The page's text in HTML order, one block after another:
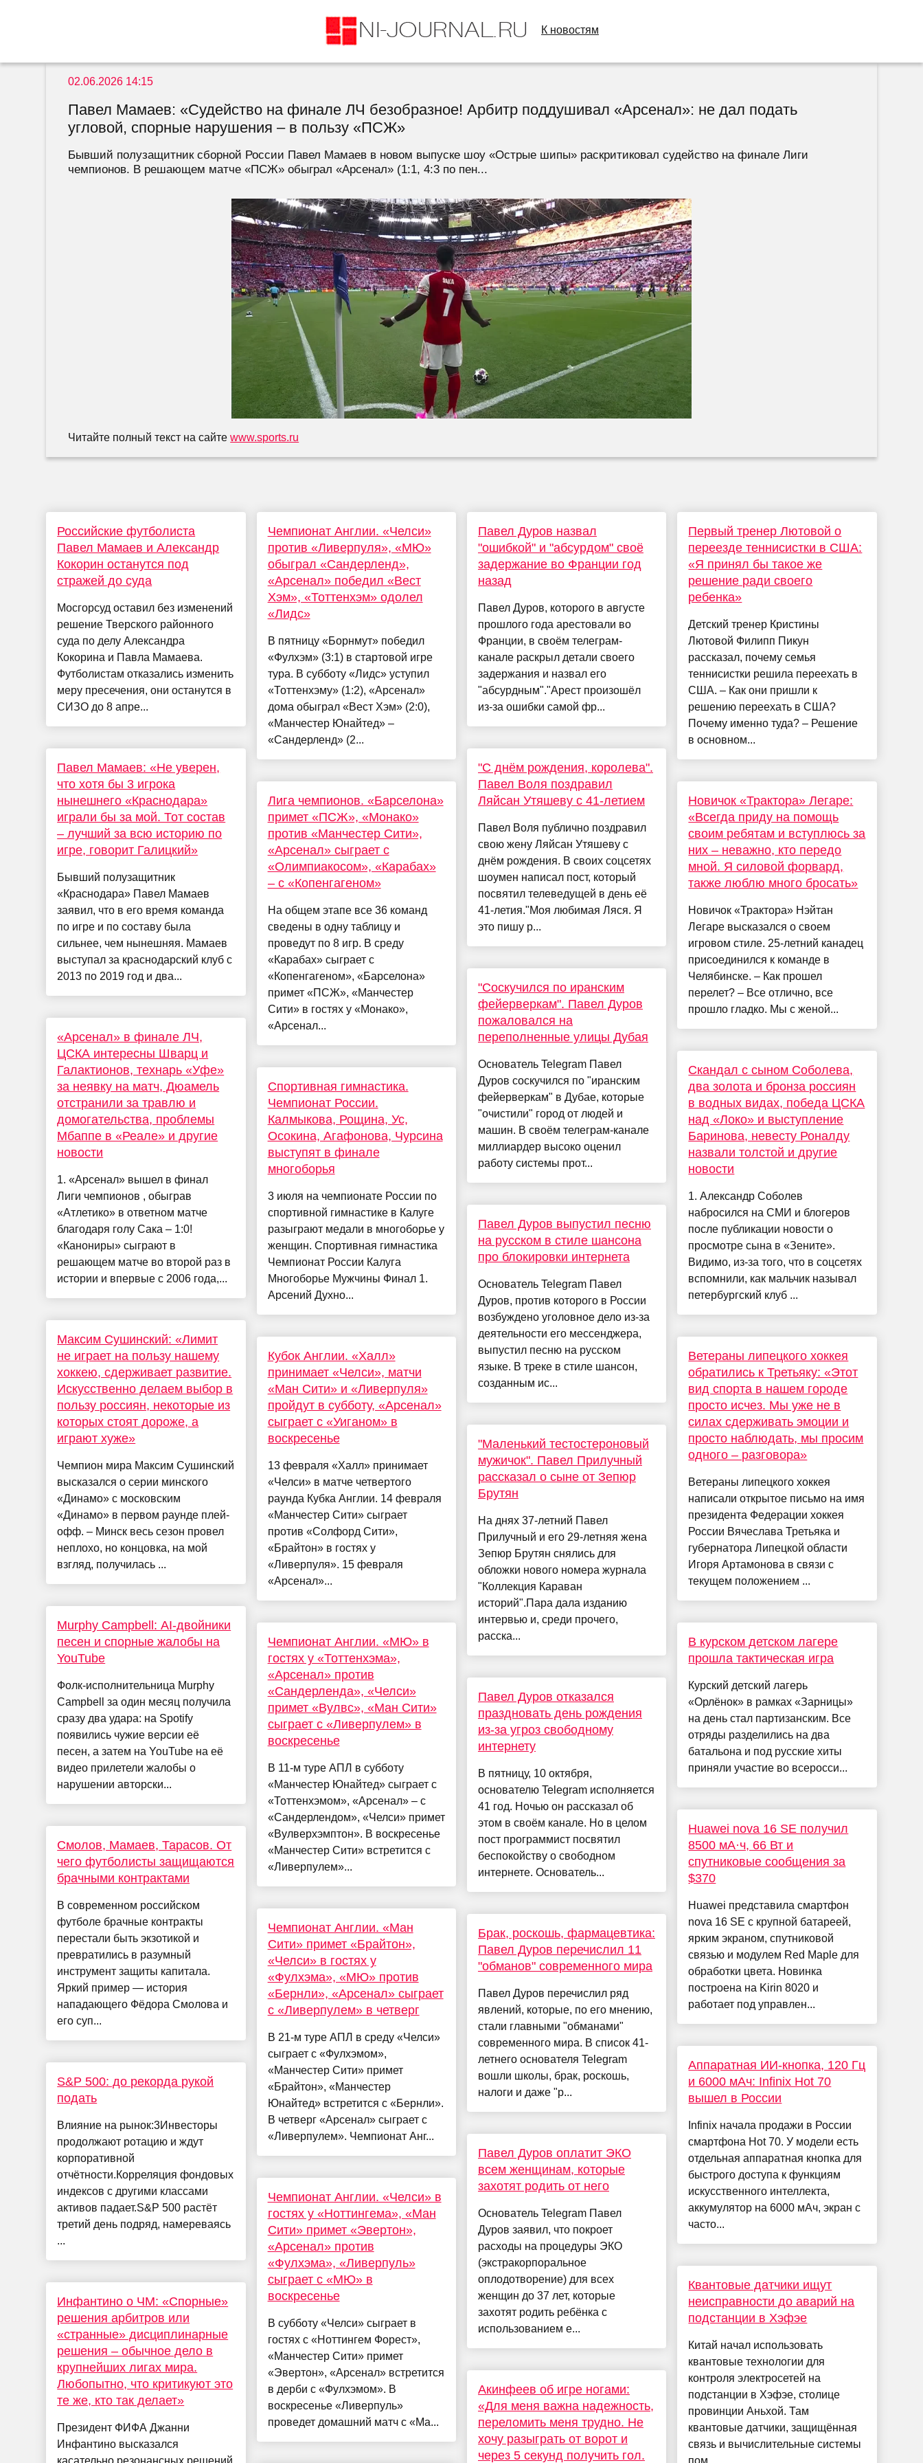
К новостям
02.06.2026 14:15
Павел Мамаев: «Судейство на финале ЛЧ безобразное! Арбитр поддушивал «Арсенал»: не дал подать
угловой, спорные нарушения – в пользу «ПСЖ»
Бывший полузащитник сборной России Павел Мамаев в новом выпуске шоу «Острые шипы» раскритиковал судейство на финале Лиги
чемпионов. В решающем матче «ПСЖ» обыграл «Арсенал» (1:1, 4:3 по пен...
Читайте полный текст на сайтеwww.sports.ru
Российские футболиста
Павел Мамаев и Александр
Кокорин останутся под
стражей до суда
Мосгорсуд оставил без изменений
решение Тверского районного
суда по делу Александра
Кокорина и Павла Мамаева.
Футболистам отказались изменить
меру пресечения, они останутся в
СИЗО до 8 апре...
Павел Мамаев: «Не уверен,
что хотя бы 3 игрока
нынешнего «Краснодара»
играли бы за мой. Тот состав
– лучший за всю историю по
игре, говорит Галицкий»
Бывший полузащитник
«Краснодара» Павел Мамаев
заявил, что в его время команда
по игре и по составу была
сильнее, чем нынешняя. Мамаев
выступал за краснодарский клуб с
2013 по 2019 год и два...
«Арсенал» в финале ЛЧ,
ЦСКА интересны Шварц и
Галактионов, технарь «Уфе»
за неявку на матч, Дюамель
отстранили за травлю и
домогательства, проблемы
Мбаппе в «Реале» и другие
новости
1. «Арсенал» вышел в финал
Лиги чемпионов , обыграв
«Атлетико» в ответном матче
благодаря голу Сака – 1:0!
«Канониры» сыграют в
решающем матче во второй раз в
истории и впервые с 2006 года,...
Максим Сушинский: «Лимит
не играет на пользу нашему
хоккею, сдерживает развитие.
Искусственно делаем выбор в
пользу россиян, некоторые из
которых стоят дороже, а
играют хуже»
Чемпион мира Максим Сушинский
высказался о серии минского
«Динамо» с московским
«Динамо» в первом раунде плей-
офф. – Минск весь сезон провел
неплохо, но концовка, на мой
взгляд, получилась ...
Murphy Campbell: AI-двойники
песен и спорные жалобы на
YouTube
Фолк-исполнительница Murphy
Campbell за один месяц получила
сразу два удара: на Spotify
появились чужие версии её
песен, а затем на YouTube на её
видео прилетели жалобы о
нарушении авторски...
Смолов, Мамаев, Тарасов. От
чего футболисты защищаются
брачными контрактами
В современном российском
футболе брачные контракты
перестали быть экзотикой и
превратились в разумный
инструмент защиты капитала.
Яркий пример — история
нападающего Фёдора Смолова и
его суп...
S&P 500: до рекорда рукой
подать
Влияние на рынок:3Инвесторы
продолжают ротацию и ждут
корпоративной
отчётности.Корреляция фондовых
индексов с другими классами
активов падает.S&P 500 растёт
третий день подряд, намереваясь
...
Инфантино о ЧМ: «Спорные»
решения арбитров или
«странные» дисциплинарные
решения – обычное дело в
крупнейших лигах мира.
Любопытно, что критикуют это
те же, кто так делает»
Президент ФИФА Джанни
Инфантино высказался
Чемпионат Англии. «Челси»
против «Ливерпуля», «МЮ»
обыграл «Сандерленд»,
«Арсенал» победил «Вест
Хэм», «Тоттенхэм» одолел
«Лидс»
В пятницу «Борнмут» победил
«Фулхэм» (3:1) в стартовой игре
тура. В субботу «Лидс» уступил
«Тоттенхэму» (1:2), «Арсенал»
дома обыграл «Вест Хэм» (2:0),
«Манчестер Юнайтед» –
«Сандерленд» (2...
Лига чемпионов. «Барселона»
примет «ПСЖ», «Монако»
против «Манчестер Сити»,
«Арсенал» сыграет с
«Олимпиакосом», «Карабах»
– с «Копенгагеном»
На общем этапе все 36 команд
сведены в одну таблицу и
проведут по 8 игр. В среду
«Карабах» сыграет с
«Копенгагеном», «Барселона»
примет «ПСЖ», «Манчестер
Сити» в гостях у «Монако»,
«Арсенал...
Спортивная гимнастика.
Чемпионат России.
Калмыкова, Рощина, Ус,
Осокина, Агафонова, Чурсина
выступят в финале
многоборья
3 июля на чемпионате России по
спортивной гимнастике в Калуге
разыграют медали в многоборье у
женщин. Спортивная гимнастика
Чемпионат России Калуга
Многоборье Мужчины Финал 1.
Арсений Духно...
Кубок Англии. «Халл»
принимает «Челси», матчи
«Ман Сити» и «Ливерпуля»
пройдут в субботу, «Арсенал»
сыграет с «Уиганом» в
воскресенье
13 февраля «Халл» принимает
«Челси» в матче четвертого
раунда Кубка Англии. 14 февраля
«Манчестер Сити» сыграет
против «Солфорд Сити»,
«Брайтон» в гостях у
«Ливерпуля». 15 февраля
«Арсенал»...
Чемпионат Англии. «МЮ» в
гостях у «Тоттенхэма»,
«Арсенал» против
«Сандерленда», «Челси»
примет «Вулвс», «Ман Сити»
сыграет с «Ливерпулем» в
воскресенье
В 11-м туре АПЛ в субботу
«Манчестер Юнайтед» сыграет с
«Тоттенхэмом», «Арсенал» – с
«Сандерлендом», «Челси» примет
«Вулверхэмптон». В воскресенье
«Манчестер Сити» встретится с
«Ливерпулем»...
Чемпионат Англии. «Ман
Сити» примет «Брайтон»,
«Челси» в гостях у
«Фулхэма», «МЮ» против
«Бернли», «Арсенал» сыграет
с «Ливерпулем» в четверг
В 21-м туре АПЛ в среду «Челси»
сыграет с «Фулхэмом»,
«Манчестер Сити» примет
«Брайтон», «Манчестер
Юнайтед» встретится с «Бернли».
В четверг «Арсенал» сыграет с
«Ливерпулем». Чемпионат Анг...
Чемпионат Англии. «Челси» в
гостях у «Ноттингема», «Ман
Сити» примет «Эвертон»,
«Арсенал» против
«Фулхэма», «Ливерпуль»
сыграет с «МЮ» в
воскресенье
В субботу «Челси» сыграет в
гостях с «Ноттингем Форест»,
«Манчестер Сити» примет
«Эвертон», «Арсенал» встретится
в дерби с «Фулхэмом». В
воскресенье «Ливерпуль»
проведет домашний матч с «Ма...
Павел Дуров назвал
"ошибкой" и "абсурдом" своё
задержание во Франции год
назад
Павел Дуров, которого в августе
прошлого года арестовали во
Франции, в своём телеграм-
канале раскрыл детали своего
задержания и назвал его
"абсурдным"."Арест произошёл
из-за ошибки самой фр...
"С днём рождения, королева".
Павел Воля поздравил
Ляйсан Утяшеву с 41-летием
Павел Воля публично поздравил
свою жену Ляйсан Утяшеву с
днём рождения. В своих соцсетях
шоумен написал пост, который
посвятил телеведущей в день её
41-летия."Моя любимая Ляся. Я
это пишу р...
"Соскучился по иранским
фейерверкам". Павел Дуров
пожаловался на
переполненные улицы Дубая
Основатель Telegram Павел
Дуров соскучился по "иранским
фейерверкам" в Дубае, которые
"очистили" город от людей и
машин. В своём телеграм-канале
миллиардер высоко оценил
работу системы прот...
Павел Дуров выпустил песню
на русском в стиле шансона
про блокировки интернета
Основатель Telegram Павел
Дуров, против которого в России
возбуждено уголовное дело из-за
деятельности его мессенджера,
выпустил песню на русском
языке. В треке в стиле шансон,
созданным ис...
"Маленький тестостероновый
мужичок". Павел Прилучный
рассказал о сыне от Зепюр
Брутян
На днях 37-летний Павел
Прилучный и его 29-летняя жена
Зепюр Брутян снялись для
обложки нового номера журнала
"Коллекция Караван
историй".Пара дала изданию
интервью и, среди прочего,
расска...
Павел Дуров отказался
праздновать день рождения
из-за угроз свободному
интернету
В пятницу, 10 октября,
основателю Telegram исполняется
41 год. Ночью он рассказал об
этом в своём канале. Но в целом
пост программист посвятил
беспокойству о свободном
интернете. Основатель...
Брак, роскошь, фармацевтика:
Павел Дуров перечислил 11
"обманов" современного мира
Павел Дуров перечислил ряд
явлений, которые, по его мнению,
стали главными "обманами"
современного мира. В список 41-
летнего основателя Telegram
вошли школы, брак, роскошь,
налоги и даже "р...
Павел Дуров оплатит ЭКО
всем женщинам, которые
захотят родить от него
Основатель Telegram Павел
Дуров заявил, что покроет
расходы на процедуры ЭКО
(экстракорпоральное
оплодотворение) для всех
женщин до 37 лет, которые
захотят родить ребёнка с
использованием е...
Акинфеев об игре ногами:
«Для меня важна надежность,
переломить меня трудно. Не
хочу разыграть от ворот и
через 5 секунд получить гол.
Первый тренер Лютовой о
переезде теннисистки в США:
«Я принял бы такое же
решение ради своего
ребенка»
Детский тренер Кристины
Лютовой Филипп Пикун
рассказал, почему семья
теннисистки решила переехать в
США. – Как они пришли к
решению переехать в США?
Почему именно туда? – Решение
в основном...
Новичок «Трактора» Легаре:
«Всегда приду на помощь
своим ребятам и вступлюсь за
них – неважно, кто передо
мной. Я силовой форвард,
также люблю много бросать»
Новичок «Трактора» Нэйтан
Легаре высказался о своем
игровом стиле. 25-летний канадец
присоединился к команде в
Челябинске. – Как прошел
перелет? – Все отлично, все
прошло гладко. Мы с женой...
Скандал с сыном Соболева,
два золота и бронза россиян
в водных видах, победа ЦСКА
над «Локо» и выступление
Баринова, невесту Роналду
назвали толстой и другие
новости
1. Александр Соболев
набросился на СМИ и блогеров
после публикации новости о
просмотре сына в «Зените».
Видимо, из-за того, что в соцсетях
вспомнили, как мальчик называл
петербургский клуб ...
Ветераны липецкого хоккея
обратились к Третьяку: «Этот
вид спорта в нашем городе
просто исчез. Мы уже не в
силах сдерживать эмоции и
просто наблюдать, мы просим
одного – разговора»
Ветераны липецкого хоккея
написали открытое письмо на имя
президента Федерации хоккея
России Вячеслава Третьяка и
губернатора Липецкой области
Игоря Артамонова в связи с
текущем положением ...
В курском детском лагере
прошла тактическая игра
Курский детский лагерь
«Орлёнок» в рамках «Зарницы»
на день стал партизанским. Все
отряды разделились на два
батальона и под русские хиты
приняли участие во всеросси...
Huawei nova 16 SE получил
8500 мА·ч, 66 Вт и
спутниковые сообщения за
$370
Huawei представила смартфон
nova 16 SE с крупной батареей,
ярким экраном, спутниковой
связью и модулем Red Maple для
обработки цвета. Новинка
построена на Kirin 8020 и
работает под управлен...
Аппаратная ИИ-кнопка, 120 Гц
и 6000 мАч: Infinix Hot 70
вышел в России
Infinix начала продажи в России
смартфона Hot 70. У модели есть
отдельная аппаратная кнопка для
быстрого доступа к функциям
искусственного интеллекта,
аккумулятор на 6000 мАч, экран с
часто...
Квантовые датчики ищут
неисправности до аварий на
подстанции в Хэфэе
Китай начал использовать
квантовые технологии для
контроля электросетей на
подстанции в Хэфэе, столице
провинции Аньхой. Там
квантовые датчики, защищённая
связь и вычислительные системы